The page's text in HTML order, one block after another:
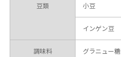
豆類 小豆
インゲン豆
調味料 グラニュー糖